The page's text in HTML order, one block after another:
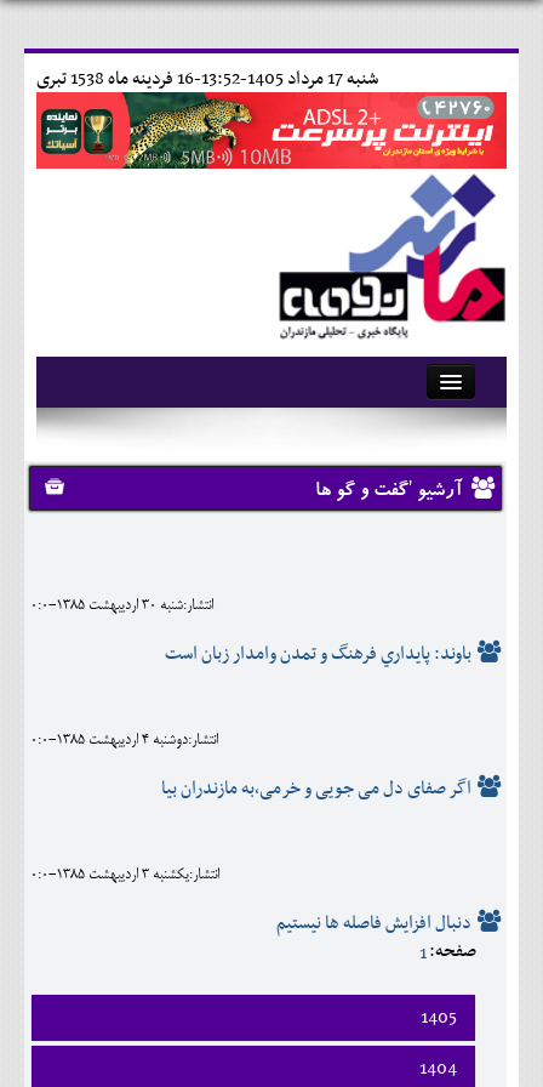
16 فردينه ماه 1538 تبری شنبه 17 مرداد 1405-13:52-
آرشیو
تماس با ما
وبلاگ
کلینیک
خانه
آرشیو 'گفت و گو ها
انتشار:شنبه 30 ارديبهشت 1385-0:0
باوند: پايداري فرهنگ و تمدن وامدار زبان است
انتشار:دوشنبه 4 ارديبهشت 1385-0:0
اگر صفای دل می جویی و خرمی،به مازندران بيا
انتشار:يکشنبه 3 ارديبهشت 1385-0:0
دنبال افزايش فاصله ها نيستيم
صفحه:1
1405
فروردين
1404